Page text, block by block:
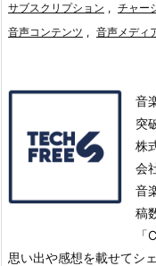
サブスクリプション , チャー
音声コンテンツ , 音声メディ
音
突
株
会
音
稿
思い出や感想を載せてシ